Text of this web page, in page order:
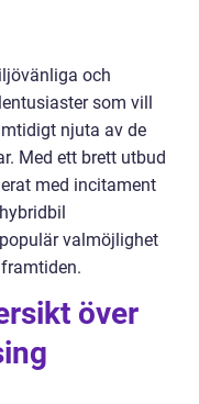
och
som vill
njuta av de
Med ett brett utbud
med incitament
valmöjlighet
över